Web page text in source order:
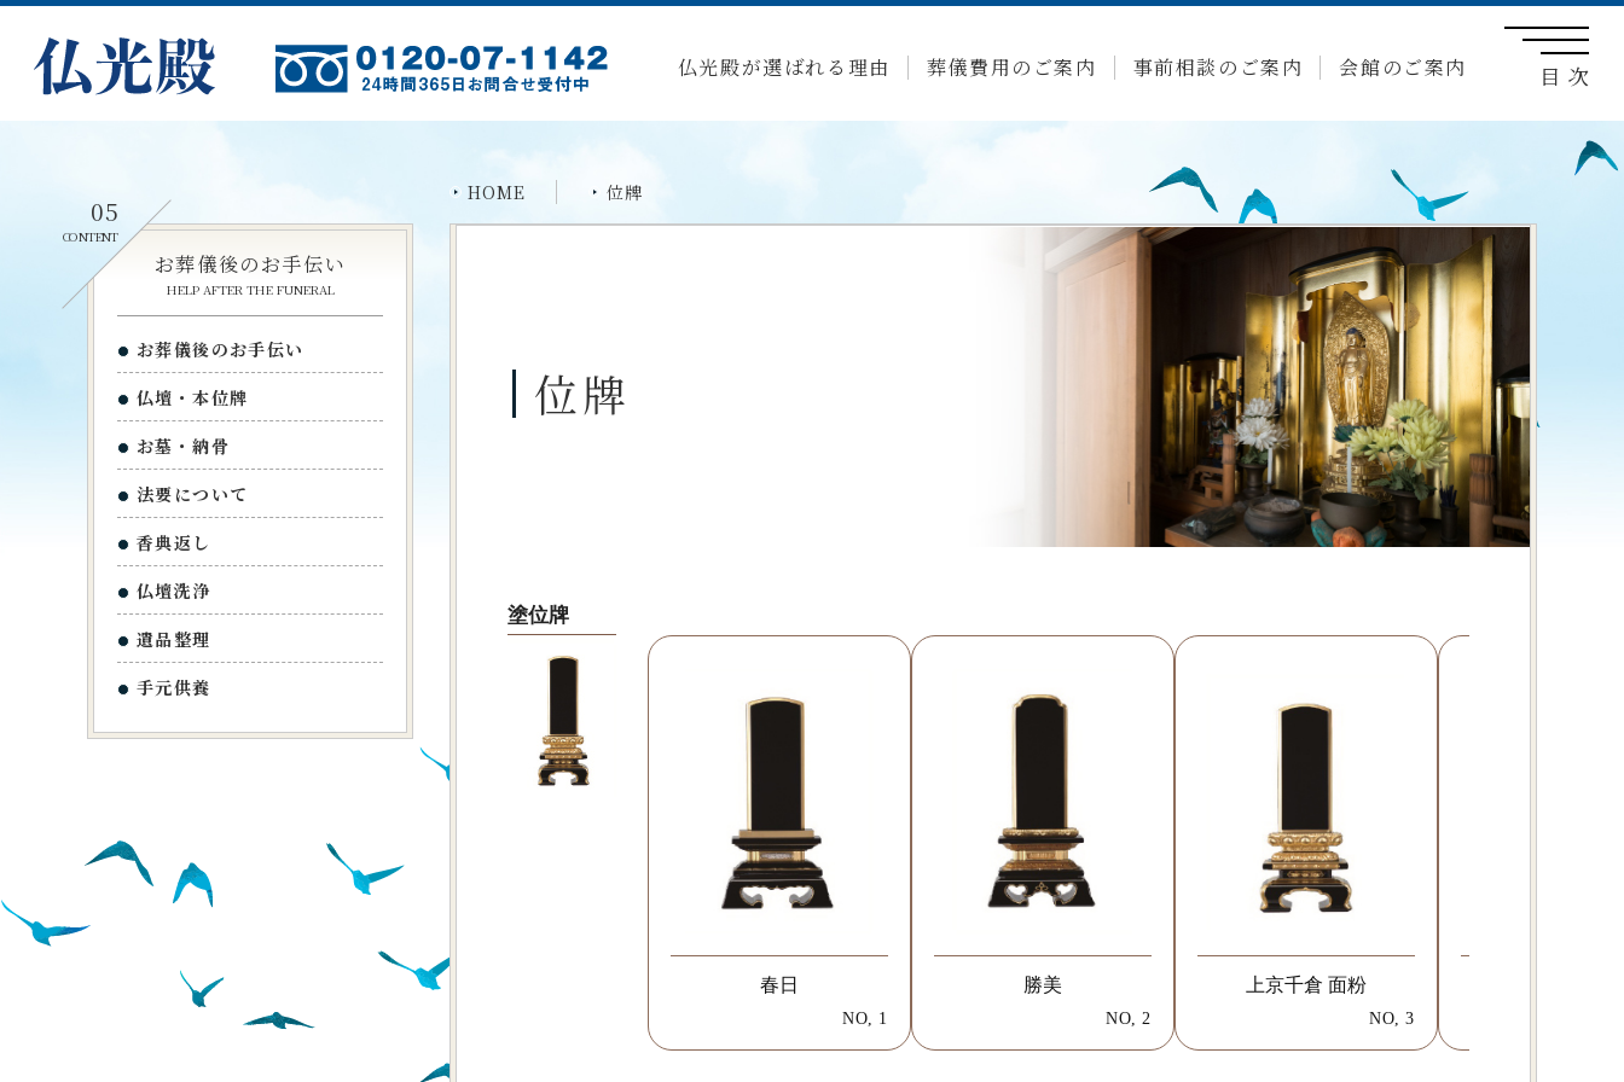
仏光殿が選ばれる理由 葬儀費用のご案内 事前相談のご案内 会館のご案内 目 次
HOME 位牌
位牌
塗位牌
春日
NO, 1
勝美
NO, 2
上京千倉 面粉
NO, 3
05
CONTENT
お葬儀後のお手伝い
HELP AFTER THE FUNERAL
お葬儀後のお手伝い
仏壇・本位牌
お墓・納骨
法要について
香典返し
仏壇洗浄
遺品整理
手元供養